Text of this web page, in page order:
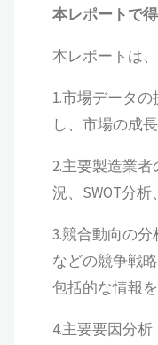
本レポートで
本レポートは
1.市場データ
し、市場の成
2.主要製造業
況、SWOT分
3.競合動向の
などの競争戦
包括的な情報を
4.主要要因分